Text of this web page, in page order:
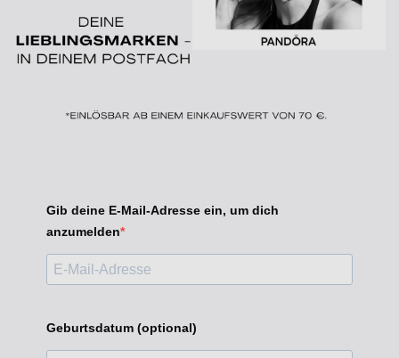
Gib deine E-Mail-Adresse ein, um dich
anzumelden
Geburtsdatum (optional)